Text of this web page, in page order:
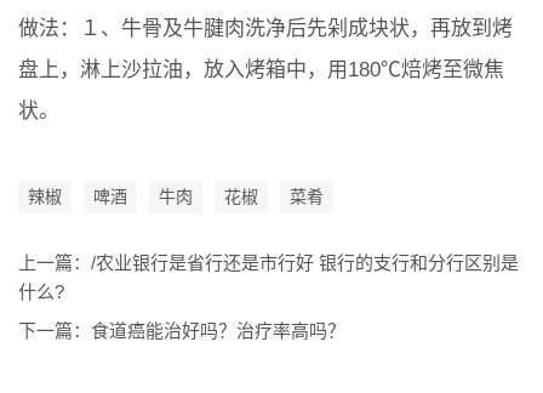
做法：１、牛骨及牛腱肉洗净后先剁成块状，再放到烤
盘上，淋上沙拉油，放入烤箱中，用180℃焙烤至微焦
状。
辣椒 啤酒 牛肉 花椒 菜肴
上一篇： /农业银行是省行还是市行好 银行的支行和分行区别是
什么?
下一篇： 食道癌能治好吗？治疗率高吗？